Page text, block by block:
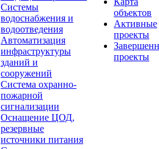
Системы
водоснабжения и
водоотведения
Автоматизация
инфраструктуры
зданий и
сооружений
Система охранно-
пожарной
сигнализации
Оснащение ЦОД,
резервные
источники питания
объектов
Активные
проекты
проекты